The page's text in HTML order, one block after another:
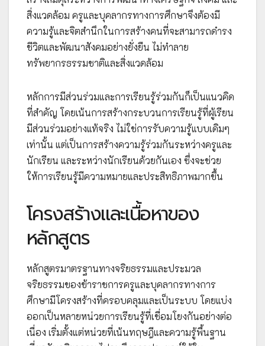
สิ่งแวดล้อม ครูและบุคลากรทางการศึกษาจึงต้องมี
ความรู้และจิตสำนึกในการสร้างคนที่จะสามารถดำรง
ชีวิตและพัฒนาสังคมอย่างยั่งยืน ไม่ทำลาย
ทรัพยากรธรรมชาติและสิ่งแวดล้อม
หลักการมีส่วนร่วมและการเรียนรู้ร่วมกันก็เป็นแนวคิด
ที่สำคัญ โดยเน้นการสร้างกระบวนการเรียนรู้ที่ผู้เรียน
มีส่วนร่วมอย่างแท้จริง ไม่ใช่การรับความรู้แบบเดิมๆ
เท่านั้น แต่เป็นการสร้างความรู้ร่วมกันระหว่างครูและ
นักเรียน และระหว่างนักเรียนด้วยกันเอง ซึ่งจะช่วย
ให้การเรียนรู้มีความหมายและประสิทธิภาพมากขึ้น
โครงสร้างและเนื้อหาของ
หลักสูตร
หลักสูตรมาตรฐานทางจริยธรรมและประมวล
จริยธรรมของข้าราชการครูและบุคลากรทางการ
ศึกษามีโครงสร้างที่ครอบคลุมและเป็นระบบ โดยแบ่ง
ออกเป็นหลายหน่วยการเรียนรู้ที่เชื่อมโยงกันอย่างต่อ
เนื่อง เริ่มตั้งแต่หน่วยที่เน้นทฤษฎีและความรู้พื้นฐาน